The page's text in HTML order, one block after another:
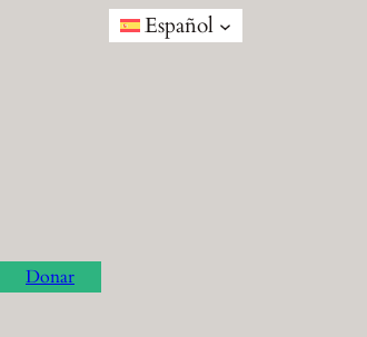
Español
Donar